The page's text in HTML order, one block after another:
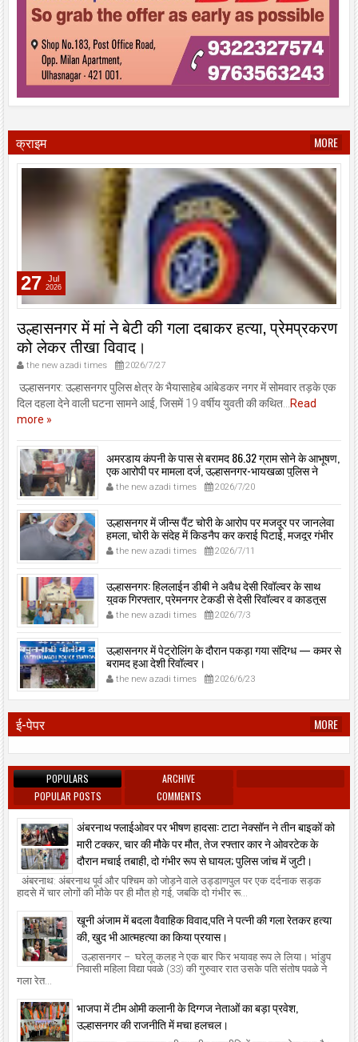
क्राइम MORE
27 Jul
2026
उल्हासनगर में मां ने बेटी की गला दबाकर हत्या, प्रेमप्रकरण
को लेकर तीखा विवाद।
the new azadi times 2026/7/27
उल्हासनगर: उल्हासनगर पुलिस क्षेत्र के भैयासाहेब आंबेडकर नगर में सोमवार तड़के एक
दिल दहला देने वाली घटना सामने आई, जिसमें 19 वर्षीय युवती की कथित...Read
more »
अमरडाय कंपनी के पास से बरामद 86.32 ग्राम सोने के आभूषण,
एक आरोपी पर मामला दर्ज, उल्हासनगर-भायखळा पुलिस ने
घरफोड़ियों के संबंध में एक आरोपी से महत्वपूर्ण पूछताछ के बाद
आरोपी के साथी के ठिकाने से 10,90,261 रुपये मूल्य के सोने के
आभूषण बरामद किए।
the new azadi times 2026/7/20
उल्हासनगर में जीन्स पैंट चोरी के आरोप पर मजदूर पर जानलेवा
हमला, चोरी के संदेह में किडनैप कर कराई पिटाई, मजदूर गंभीर
रूप से जख्मी।
the new azadi times 2026/7/11
उल्हासनगर: हिललाईन डीबी ने अवैध देसी रिवॉल्वर के साथ
युवक गिरफ्तार, प्रेमनगर टेकडी से देसी रिवॉल्वर व काडतूस
जप्त, इलीगल हथियार साथ पकड़ा गया युवक एक दिन की
पोलीस कोठडी में।
the new azadi times 2026/7/3
उल्हासनगर में पेट्रोलिंग के दौरान पकड़ा गया संदिग्ध — कमर से
बरामद हुआ देशी रिवॉल्वर।
the new azadi times 2026/6/23
ई-पेपर MORE
POPULARS
ARCHIVE
POPULAR POSTS
COMMENTS
अंबरनाथ फ्लाईओवर पर भीषण हादसा: टाटा नेक्सॉन ने तीन बाइकों को
मारी टक्कर, चार की मौके पर मौत, तेज रफ्तार कार ने ओवरटेक के
दौरान मचाई तबाही, दो गंभीर रूप से घायल; पुलिस जांच में जुटी।
अंबरनाथ: अंबरनाथ पूर्व और पश्चिम को जोड़ने वाले उड्डाणपुल पर एक दर्दनाक सड़क
हादसे में चार लोगों की मौके पर ही मौत हो गई, जबकि दो गंभीर रू...
खूनी अंजाम में बदला वैवाहिक विवाद,पति ने पत्नी की गला रेतकर हत्या
की, खुद भी आत्महत्या का किया प्रयास।
उल्हासनगर – घरेलू कलह ने एक बार फिर भयावह रूप ले लिया। भांडुप
निवासी महिला विद्या पवळे (33) की गुरुवार रात उसके पति संतोष पवळे ने
गला रेत...
भाजपा में टीम ओमी कलानी के दिग्गज नेताओं का बड़ा प्रवेश,
उल्हासनगर की राजनीति में मचा हलचल।